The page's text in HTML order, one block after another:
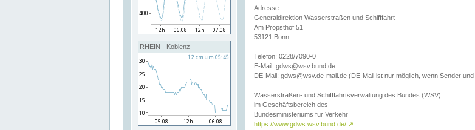
RHEIN - Koblenz
Adresse:
Generaldirektion Wasserstraßen und Schifffahrt
Am Propsthof 51
53121 Bonn
Telefon: 0228/7090-0
E-Mail: gdws@wsv.bund.de
DE-Mail: gdws@wsv.de-mail.de (DE-Mail ist nur möglich, wenn Sender
Wasserstraßen- und Schifffahrtsverwaltung des Bundes (WSV)
im Geschäftsbereich des
Bundesministeriums für Verkehr
https://www.gdws.wsv.bund.de/ ↗